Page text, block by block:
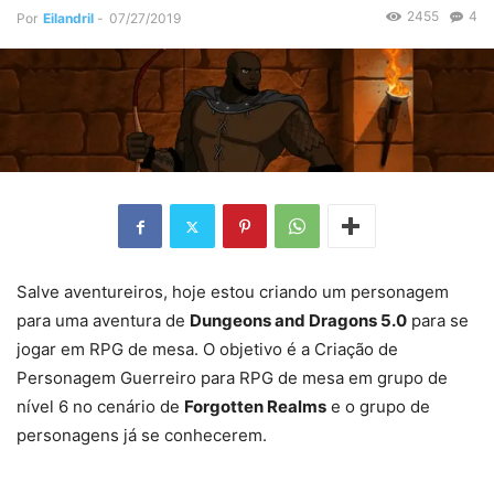
Por Eilandril - 07/27/2019 4
2455
Salve aventureiros, hoje estou criando um personagem
para uma aventura de Dungeons and Dragons 5.0 para se
jogar em RPG de mesa. O objetivo é a Criação de
Personagem Guerreiro para RPG de mesa em grupo de
nível 6 no cenário de Forgotten Realms e o grupo de
personagens já se conhecerem.